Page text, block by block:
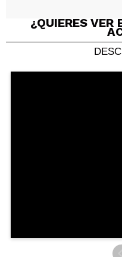
Compartir
¿QUIERES VER